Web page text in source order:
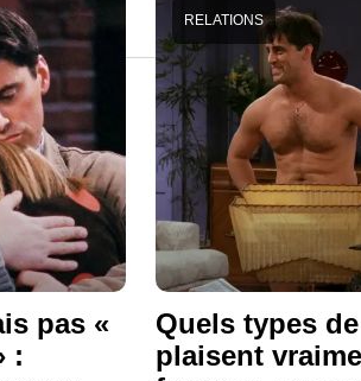
pas «
:
Quels types
plaisent
RELATIONS